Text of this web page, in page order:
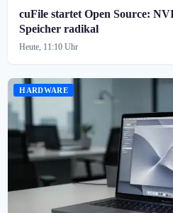
cuFile startet Open Source:
Speicher radikal
Heute, 11:10 Uhr
HARDWARE